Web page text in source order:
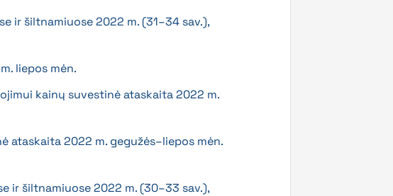
ir šiltnamiuose 2022 m. (31–34 sav.),
liepos mėn.
kainų suvestinė ataskaita 2022 m.
ataskaita 2022 m. gegužės–liepos mėn.
ir šiltnamiuose 2022 m. (30–33 sav.),